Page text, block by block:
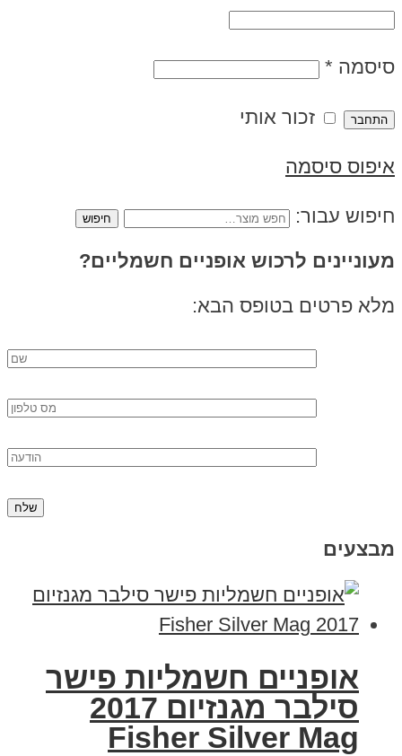
סיסמה *
זכור אותי
איפוס סיסמה
חיפוש עבור:
מעוניינים לרכוש אופניים חשמליים?
מלא פרטים בטופס הבא:
מבצעים
אופניים חשמליות פישר
סילבר מגנזיום 2017
Fisher Silver Mag